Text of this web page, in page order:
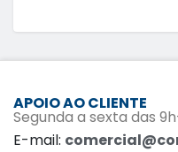
APOIO AO CLIENTE
Segunda a sexta das
E-mail: